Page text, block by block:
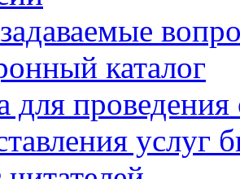
каталог
для проведения
услуг